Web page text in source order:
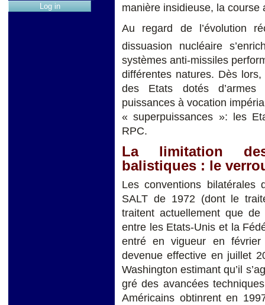
manière insidieuse, la course
Au regard de l’évolution
dissuasion nucléaire
systèmes anti-missiles
différentes natures. Dès
des Etats dotés
puissances à vocation
« superpuissances »: les
RPC.
La limitation
balistiques : le
Les conventions bilatérales
SALT de 1972 (dont le
traitent actuellement que
entre les Etats-Unis et la
entré en vigueur en
devenue effective en juillet
Washington estimant qu’il
gré des avancées
Américains obtinrent en